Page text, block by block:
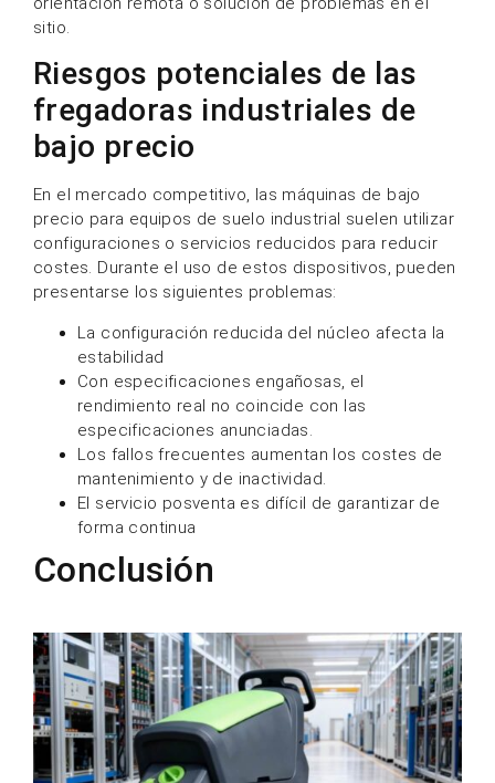
sitio.
Riesgos potenciales de las
fregadoras industriales de
bajo precio
En el mercado competitivo, las máquinas de bajo
precio para equipos de suelo industrial suelen utilizar
configuraciones o servicios reducidos para reducir
costes. Durante el uso de estos dispositivos, pueden
presentarse los siguientes problemas:
La configuración reducida del núcleo afecta la
estabilidad
Con especificaciones engañosas, el
rendimiento real no coincide con las
especificaciones anunciadas.
Los fallos frecuentes aumentan los costes de
mantenimiento y de inactividad.
El servicio posventa es difícil de garantizar de
forma continua
Conclusión